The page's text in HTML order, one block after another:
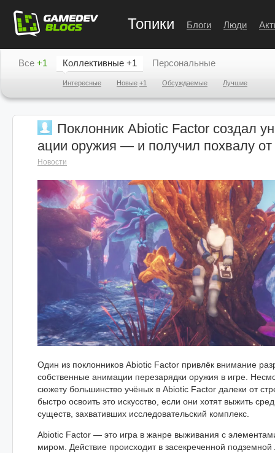
Топики Блоги Люди
Все +1 Коллективные +1
Интересные Новые +1 Обсуждаемые Лучшие
Персональные
Поклонник Abiotic Factor создал
ации оружия — и получил похвалу от
Новости
Один из поклонников Abiotic Factor привлёк внимание
собственные анимации перезарядки оружия в игре.
сюжету большинство учёных в Abiotic Factor далеки от
быстро освоить это искусство, если они хотят выжить
существ, захвативших исследовательский комплекс.
Abiotic Factor — это игра в жанре выживания с
миром. Действие происходит в засекреченной